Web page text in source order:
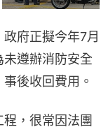
府正擬今年7月
遵辦消防安全
後收回費用。
，很常因法團